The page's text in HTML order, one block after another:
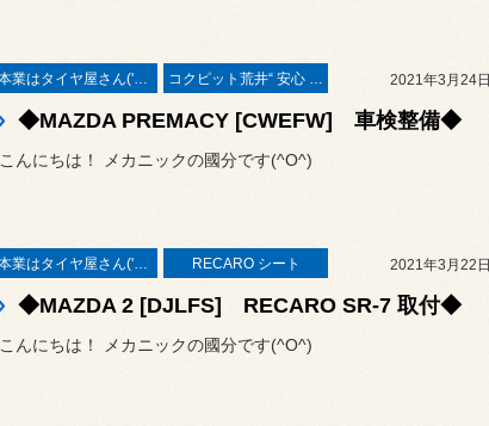
本業はタイヤ屋さん('ω')/ コクピット荒井“ 安心 ”車検 2021年3月24日
◆MAZDA PREMACY [CWEFW] 車検整備◆
こんにちは！ メカニックの國分です(^O^)
本業はタイヤ屋さん('ω')/ RECARO シート 2021年3月22日
◆MAZDA 2 [DJLFS] RECARO SR-7 取付◆
こんにちは！ メカニックの國分です(^O^)